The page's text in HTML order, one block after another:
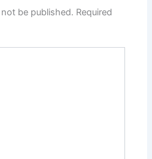
be published. Required